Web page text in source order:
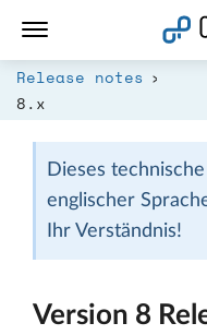
Release notes
8.x
Dieses
englischer
Ihr Verständnis!
Version 8
Link in neuem Tab öffnen